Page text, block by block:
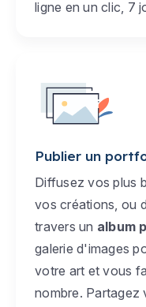
ligne en un clic, 7
Publier un
Diffusez vos plus
vos créations, ou
travers un album
galerie d'images
votre art et vous
nombre. Partagez